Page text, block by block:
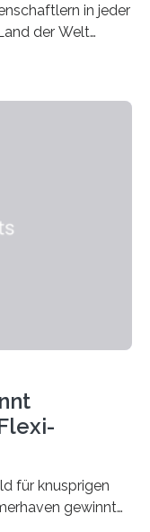
in jeder
der Welt
ist in
für knusprigen
gewinnt